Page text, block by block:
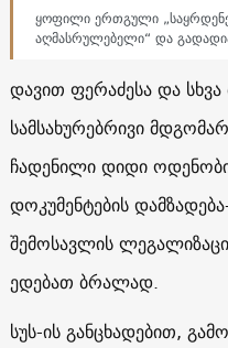
ყოფილი ერთგული
აღმასრულებელი“ და
დავით ფერაძესა და
სამსახურებრივი
ჩადენილი დიდი
დოკუმენტების
შემოსავლის
ედებათ ბრალად.
სუს-ის განცხადებით,